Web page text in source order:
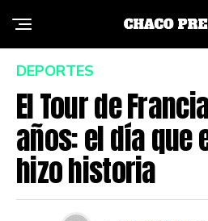
DEPORTES
El Tour de
años: el día que
hizo historia